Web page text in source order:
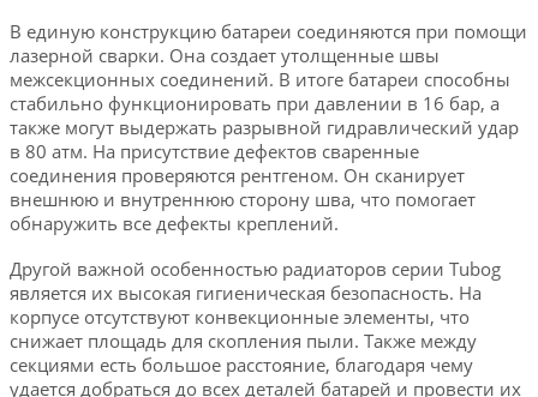
В единую конструкцию батареи соединяются при помощи
лазерной сварки. Она создает утолщенные швы
межсекционных соединений. В итоге батареи способны
стабильно функционировать при давлении в 16 бар, а
также могут выдержать разрывной гидравлический удар
в 80 атм. На присутствие дефектов сваренные
соединения проверяются рентгеном. Он сканирует
внешнюю и внутреннюю сторону шва, что помогает
обнаружить все дефекты креплений.
Другой важной особенностью радиаторов серии Tubog
является их высокая гигиеническая безопасность. На
корпусе отсутствуют конвекционные элементы, что
снижает площадь для скопления пыли. Также между
секциями есть большое расстояние, благодаря чему
удается добраться до всех деталей батарей и провести их